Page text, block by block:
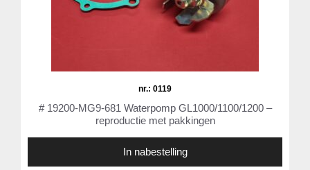
nr.: 0119
# 19200-MG9-681 Waterpomp GL1000/1100/1200 –
reproductie met pakkingen
In nabestelling